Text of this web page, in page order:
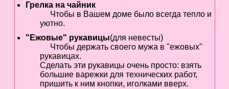
Грелка на чайник
Чтобы в Вашем доме было всегда тепло и
уютно.
"Ежовые" рукавицы(для невесты)
Чтобы держать своего мужа в "ежовых"
рукавицах.
Сделать эти рукавицы очень просто: взять
большие варежки для технических работ,
пришить к ним кнопки, иголками вверх.